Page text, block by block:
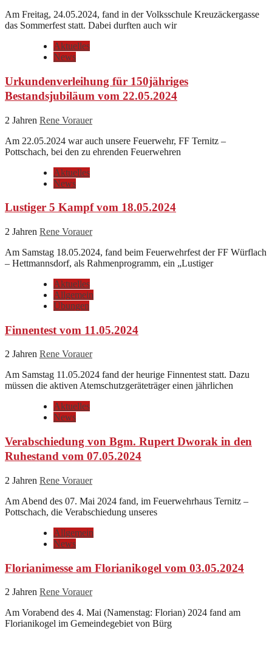
Am Freitag, 24.05.2024, fand in der Volksschule Kreuzäckergasse
das Sommerfest statt. Dabei durften auch wir
Aktuelles
News
Urkundenverleihung für 150jähriges
Bestandsjubiläum vom 22.05.2024
2 Jahren Rene Vorauer
Am 22.05.2024 war auch unsere Feuerwehr, FF Ternitz –
Pottschach, bei den zu ehrenden Feuerwehren
Aktuelles
News
Lustiger 5 Kampf vom 18.05.2024
2 Jahren Rene Vorauer
Am Samstag 18.05.2024, fand beim Feuerwehrfest der FF Würflach
– Hettmannsdorf, als Rahmenprogramm, ein „Lustiger
Aktuelles
Allgemein
Übungen
Finnentest vom 11.05.2024
2 Jahren Rene Vorauer
Am Samstag 11.05.2024 fand der heurige Finnentest statt. Dazu
müssen die aktiven Atemschutzgeräteträger einen jährlichen
Aktuelles
News
Verabschiedung von Bgm. Rupert Dworak in den
Ruhestand vom 07.05.2024
2 Jahren Rene Vorauer
Am Abend des 07. Mai 2024 fand, im Feuerwehrhaus Ternitz –
Pottschach, die Verabschiedung unseres
Allgemein
News
Florianimesse am Florianikogel vom 03.05.2024
2 Jahren Rene Vorauer
Am Vorabend des 4. Mai (Namenstag: Florian) 2024 fand am
Florianikogel im Gemeindegebiet von Bürg